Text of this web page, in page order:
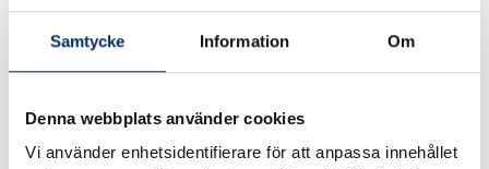
Samtycke Information Om
Denna webbplats använder cookies
Vi använder enhetsidentifierare för att anpassa innehållet
slitstarkt och tillverkat i hög kvalitet. Lämpligt för både
hemmet och offentlig miljö. Passar till dörrtjocklek 38-42 mm.